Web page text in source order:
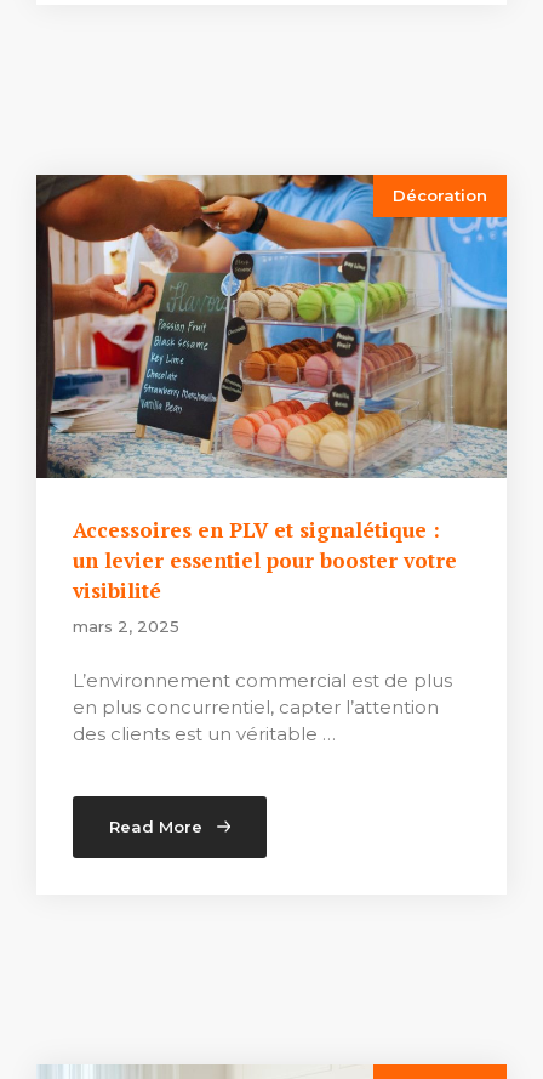
Décoration
Accessoires en PLV et signalétique :
un levier essentiel pour booster votre
visibilité
mars 2, 2025
L’environnement commercial est de plus
en plus concurrentiel, capter l’attention
des clients est un véritable …
Read More